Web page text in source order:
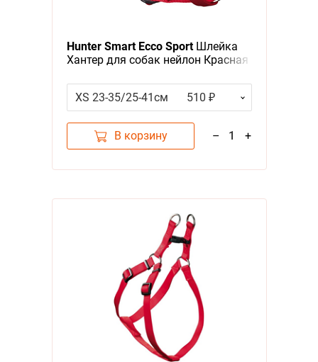
Hunter Smart Ecco SportШлейка
Хантер для собак нейлон Красная
XS 23-35/25-41см 510 ₽
В корзину – 1 +